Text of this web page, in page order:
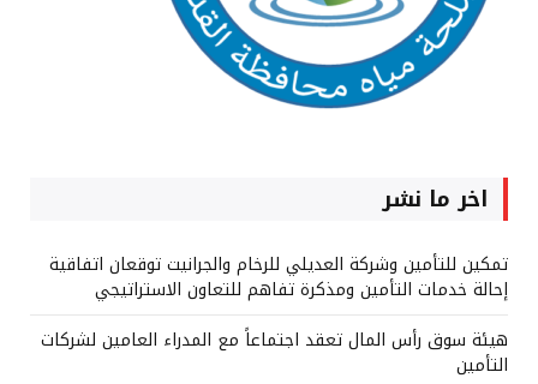
اخر ما نشر
تمكين للتأمين وشركة العديلي للرخام والجرانيت توقعان اتفاقية
إحالة خدمات التأمين ومذكرة تفاهم للتعاون الاستراتيجي
هيئة سوق رأس المال تعقد اجتماعاً مع المدراء العامين لشركات
التأمين